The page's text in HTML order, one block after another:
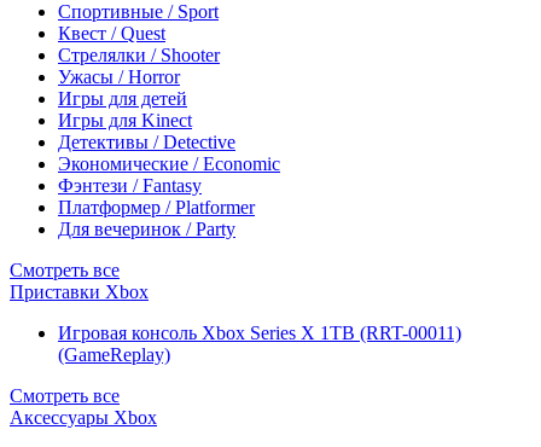
Спортивные / Sport
Квест / Quest
Стрелялки / Shooter
Ужасы / Horror
Игры для детей
Игры для Kinect
Детективы / Detective
Экономические / Economic
Фэнтези / Fantasy
Платформер / Platformer
Для вечеринок / Party
Смотреть все
Приставки Xbox
Игровая консоль Xbox Series X 1TB (RRT-00011)
(GameReplay)
Смотреть все
Аксессуары Xbox